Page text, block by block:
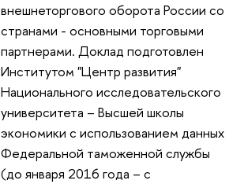
внешнеторгового оборота России со
странами - основными торговыми
партнерами. Доклад подготовлен
Институтом "Центр развития"
Национального исследовательского
университета – Высшей школы
экономики с использованием данных
Федеральной таможенной службы
(до января 2016 года – с